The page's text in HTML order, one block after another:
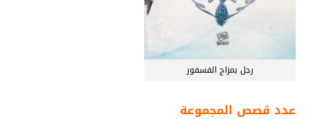
رجل بمزاج الفسفور
عدد قصص المجموعة